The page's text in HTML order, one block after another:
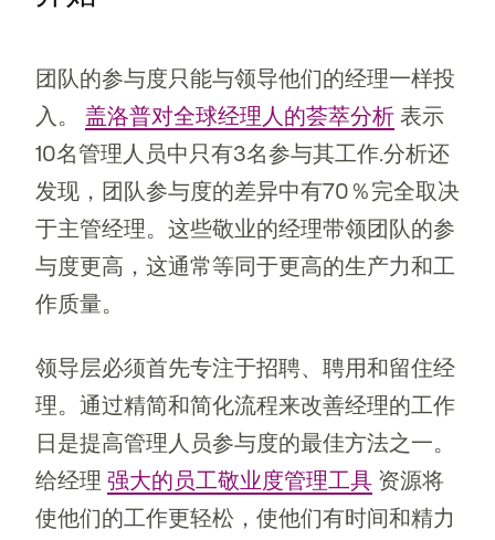
团队的参与度只能与领导他们的经理一样投
入。 盖洛普对全球经理人的荟萃分析 表示
10名管理人员中只有3名参与其工作.分析还
发现，团队参与度的差异中有70％完全取决
于主管经理。这些敬业的经理带领团队的参
与度更高，这通常等同于更高的生产力和工
作质量。
领导层必须首先专注于招聘、聘用和留住经
理。通过精简和简化流程来改善经理的工作
日是提高管理人员参与度的最佳方法之一。
给经理 强大的员工敬业度管理工具 资源将
使他们的工作更轻松，使他们有时间和精力